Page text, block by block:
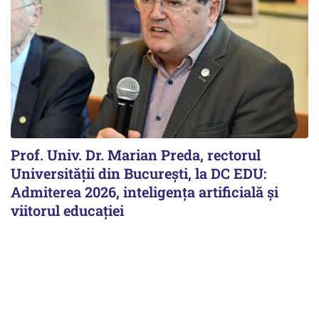
Prof. Univ. Dr. Marian Preda, rectorul
Universității din București, la DC EDU:
Admiterea 2026, inteligența artificială și
viitorul educației